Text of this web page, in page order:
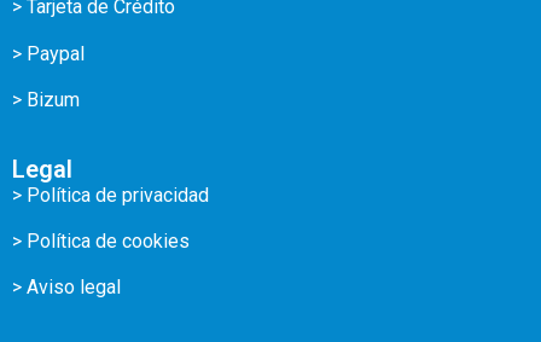
> Tarjeta de Crédito
> Paypal
> Bizum
Legal
> Política de privacidad
> Política de cookies
> Aviso legal